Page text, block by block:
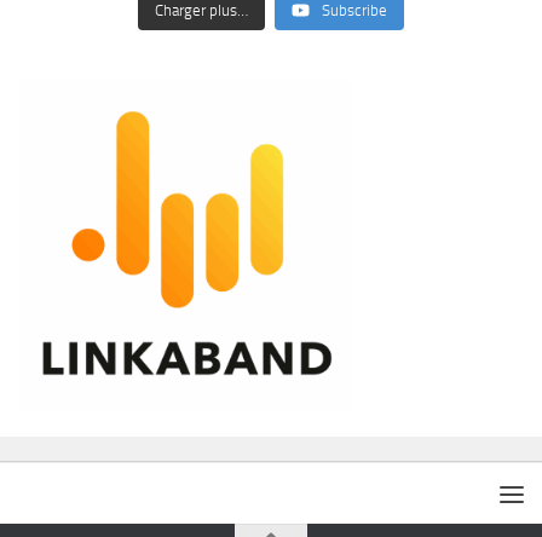
Charger plus… Subscribe